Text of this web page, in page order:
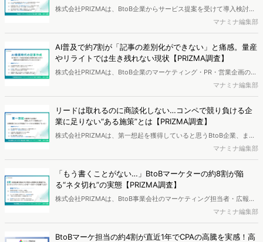
査】
株式会社PRIZMAは、BtoB企業からサービス提案を受けて導入検討し
た経験を持つ買い手と、BtoB向けサービスの導入事例を公開している
企業のマーケティング担当者・責任者を対象に、「BtoBマーケティン
グにおける"導入事例"の認識」に関する調査を実施し、結果を公開し
ました。
マナミナ編集部
AI普及で約7割が「記事の差別化ができない」と痛感。量産
やリライトでは生き残れない現状【PRIZMA調査】
株式会社PRIZMAは、BtoB企業のマーケティング・PR・営業企画の担
当者・責任者を対象に、「AI普及後のBtoBマーケティングにおけ
る“記事”の差別化」に関する調査を実施し、結果を公開しました。
マナミナ編集部
リードは取れるのに商談化しない…コンペで競り負ける企
業に足りない“ある施策”とは【PRIZMA調査】
株式会社PRIZMAは、第一想起を獲得していると思うBtoB企業、また
は品質や実力はあるが、第一想起は獲得できていないと思うBtoB企業
のマーケティング担当者、経営企画層、経営者を対象に、「BtoB業界
における“第一想起企業”が実践したマーケティング施策」に関する調
査を実施し、結果を公開しました。
マナミナ編集部
「もう書くことがない…」BtoBマーケターの約8割が陥
る“ネタ切れ”の実態【PRIZMA調査】
株式会社PRIZMAは、BtoB事業会社のマーケティング担当者・広報担
当者を対象に、「BtoB事業におけるコンテンツマーケティングの“ネ
タ”」に関する調査を実施し、結果を公開しました。
マナミナ編集部
BtoBマーケ担当の約4割が直近1年でCPAの高騰を実感！高